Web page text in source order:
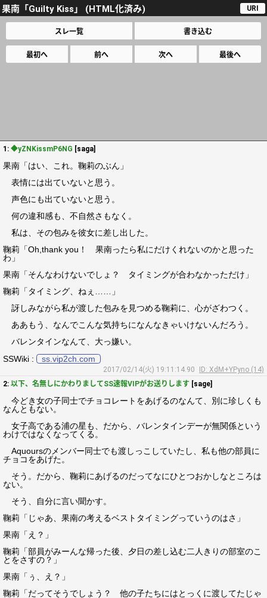
果南「Guilty Kiss」 (HTML化済み) URI
スレ一覧 書き込む
最初へ 前へ 次へ 最後へ
1: ◆yZNKissmP6NG [saga]
果南「はい、これ。鞠莉のぶん」
表情には出ていないと思う。
声色にも出ていないと思う。
何の違和感も、不自然さもなく。
私は、その包みを彼女に差し出した。
鞠莉「Oh,thank you！ 果南ったら私にだけくれないのかと思った
わ」
果南「そんなわけないでしょ？ タイミングが合わなかっただけ」
鞠莉「タイミング、ねぇ……」
訝しみながら私が渡した包みを見つめる鞠莉に、心がざわつく。
ああもう、なんでこんな気持ちになんなきゃいけないんだろう。
バレンタインなんて、大っ嫌い。
SSWiki :
ss.vip2ch.com
2017/02/14(火) 19:11:14.90
ID: XdM+YPyno (14)
2: 以下、名無しにかわりましてSS速報VIPがお送りします [sage]
今どき女の子同士でチョコレートをあげるのなんて、別に珍しくも
なんともない。
女子高である浦の星も、だから、バレンタインデーが無関係という
わけではなくなってくる。
Aquoursのメンバー同士でも渡しっこしていたし、私も他の部員に
チョコをあげた。
そう。だから、鞠莉にあげるのだってなにひとつおかしなところは
ない。
そう、自分に言い聞かす。
鞠莉「じゃあ、果南の考えるベストタイミングっていうのはさ」
果南「え？」
鞠莉「部員がみーんな帰った後、夕日の差し込む二人きりの部室のこ
とをさすの？」
果南「ぅ、え？」
鞠莉「だってそうでしょう？ 他の子たちにはとっくに渡してたじゃ